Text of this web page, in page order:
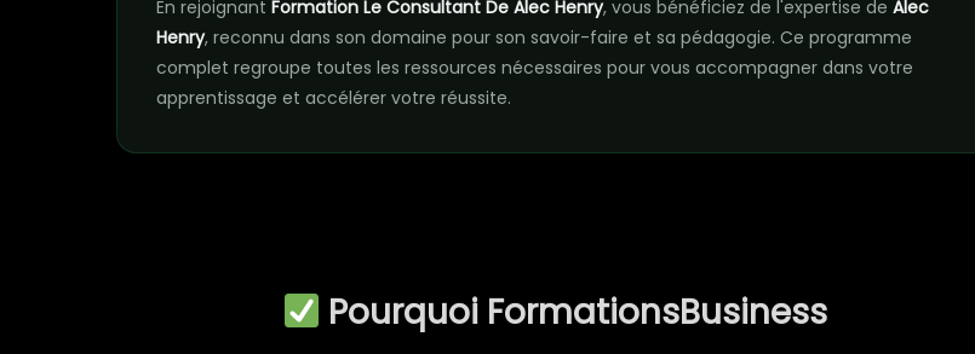
En rejoignant Formation Le Consultant De Alec Henry, vous bénéficiez de l'expertise de Alec
Henry, reconnu dans son domaine pour son savoir-faire et sa pédagogie. Ce programme
complet regroupe toutes les ressources nécessaires pour vous accompagner dans votre
apprentissage et accélérer votre réussite.
Pourquoi FormationsBusiness